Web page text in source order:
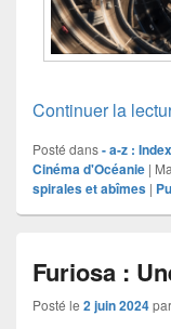
Continuer la
Posté dans- a-z :
Cinéma d'Océanie |
spirales et abîmes |
Furiosa :
Posté le 2 juin 2024par